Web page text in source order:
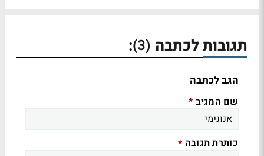
תגובות לכתבה (3)
:
הגב לכתבה
שם המגיב *
כותרת תגובה *